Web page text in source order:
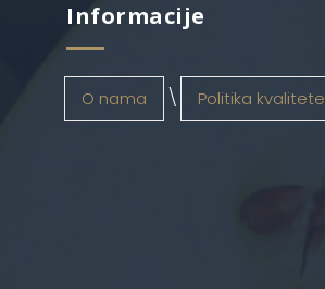
Informacije
O nama Politika kvalitete